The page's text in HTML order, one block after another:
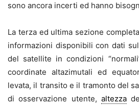
sono ancora incerti ed hanno
La terza ed ultima sezione
informazioni disponibili con dati
del satellite in condizioni
coordinate altazimutali ed
levata, il transito e il tramonto del
di osservazione utente, altezza